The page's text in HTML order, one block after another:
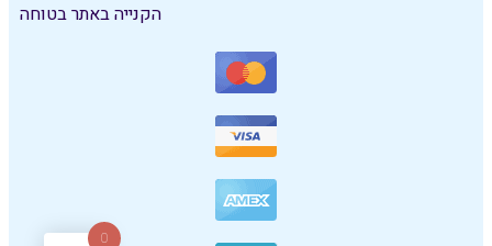
הקנייה באתר בטוחה
0